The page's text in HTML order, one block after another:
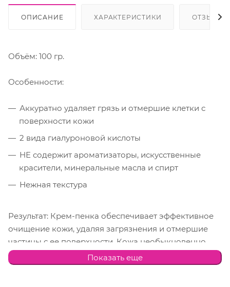
ОПИСАНИЕ ХАРАКТЕРИСТИКИ ОТЗЫВЫ
Объём: 100 гр.
Особенности:
Аккуратно удаляет грязь и отмершие клетки с
поверхности кожи
2 вида гиалуроновой кислоты
НE содержит ароматизаторы, искусственные
красители, минеральные масла и спирт
Нежная текстура
Результат: Крем-пенка обеспечивает эффективное
очищение кожи, удаляя загрязнения и отмершие
частицы с ее поверхности. Кожа необыкновенно
чистая, гладкая и нежная. Добавление
гиалуроновой кислоты 2-х типов в состав крема-
Показать еще